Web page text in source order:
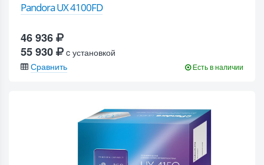
Pandora UX 4100FD
46 936
55 930
c установкой
Сравнить
Есть в наличии